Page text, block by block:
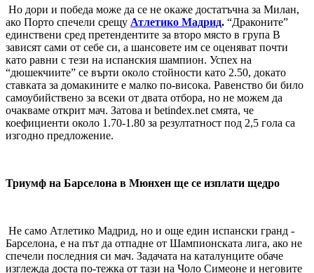
Но дори и победа може да се не окаже достатъчна за Милан,
ако Порто спечели срещу Атлетико Мадрид. “Драконите”
единствени сред претендентите за второ място в група В
зависят сами от себе си, а шансовете им се оценяват почти
като равни с тези на испанския шампион. Успех на
“дюшекчиите” се върти около стойности като 2.50, докато
ставката за домакините е малко по-висока. Равенство би било
самоубийствено за всеки от двата отбора, но не можем да
очакваме открит мач. Затова и betindex.net смята, че
коефициенти около 1.70-1.80 за резултатност под 2,5 гола са
изгодно предложение.
Триумф на Барселона в Мюнхен ще се изплати щедро
Не само Атлетико Мадрид, но и още един испански гранд -
Барселона, е на път да отпадне от Шампионската лига, ако не
спечели последния си мач. Задачата на каталунците обаче
изглежда доста по-тежка от тази на Чоло Симеоне и неговите